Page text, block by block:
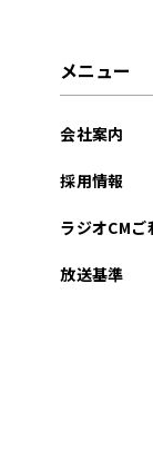
メニュー
会社案内
採用情報
ラジオCMご
放送基準